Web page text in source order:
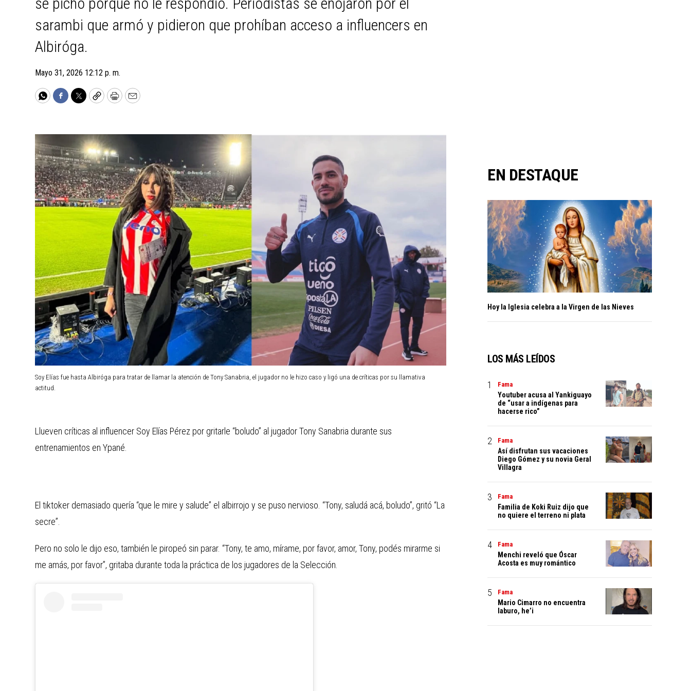
sarambi que armó y pidieron que prohíban acceso a influencers en
Albiróga.
Mayo 31, 2026 12:12 p. m.
WhatsApp
Facebook
TwitterCopyPrintEmail
Soy Elías fue hasta Albiróga para tratar de llamar la atención de Tony Sanabria, el jugador no le hizo caso y ligó una de críticas por su llamativa
actitud.
Llueven críticas al influencer Soy Elías Pérez por gritarle “boludo” al jugador Tony Sanabria durante sus
entrenamientos en Ypané.
El tiktoker demasiado quería “que le mire y salude” el albirrojo y se puso nervioso. “Tony, saludá acá, boludo”, gritó “La
secre”.
Pero no solo le dijo eso, también le piropeó sin parar. “Tony, te amo, mírame, por favor, amor, Tony, podés mirarme si
me amás, por favor”, gritaba durante toda la práctica de los jugadores de la Selección.
EN DESTAQUE
Hoy la Iglesia celebra a la Virgen de las Nieves
LOS MÁS LEÍDOS
Fama
Youtuber acusa al Yankiguayo
de “usar a indígenas para
hacerse rico”
Fama
Así disfrutan sus vacaciones
Diego Gómez y su novia Geral
Villagra
Fama
Familia de Koki Ruiz dijo que
no quiere el terreno ni plata
Fama
Menchi reveló que Óscar
Acosta es muy romántico
Fama
Mario Cimarro no encuentra
laburo, he’i